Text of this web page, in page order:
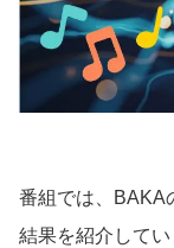
番組では、BAKA
結果を紹介してい